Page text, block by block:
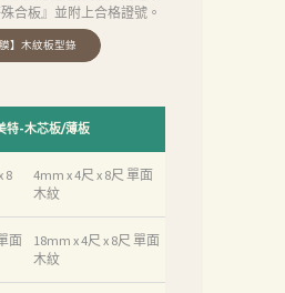
合板』並附上合格證號。
特-木芯板/薄板
8
4mm x 4尺 x 8尺 單面
木紋
面
18mm x 4尺 x 8尺 單面
木紋